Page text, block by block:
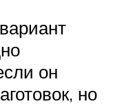
он
но